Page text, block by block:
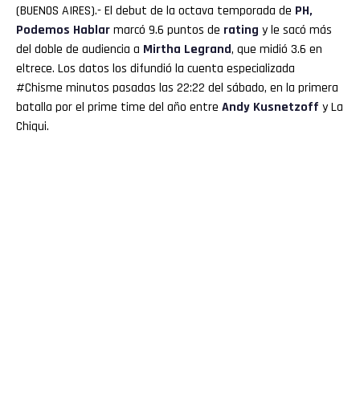
(BUENOS AIRES).- El debut de la octava temporada de PH,
Podemos Hablarmarcó 9.6 puntos de rating y le sacó más
del doble de audiencia a Mirtha Legrand, que midió 3.6 en
eltrece. Los datos los difundió la cuenta especializada
#Chisme minutos pasadas las 22:22 del sábado, en la primera
batalla por el prime time del año entre Andy Kusnetzoff y La
Chiqui.